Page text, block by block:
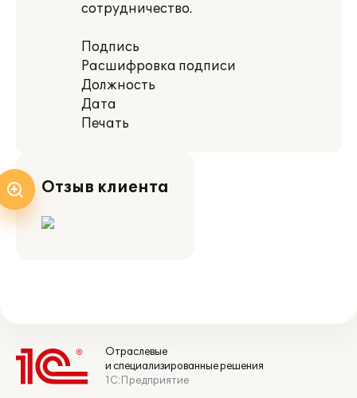
сотрудничество.
Подпись
Расшифровка подписи
Должность
Дата
Печать
Отзыв клиента
Отраслевые
и специализированные решения
1С:Предприятие